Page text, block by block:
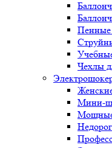
Пенные
Чехлы
Мини-